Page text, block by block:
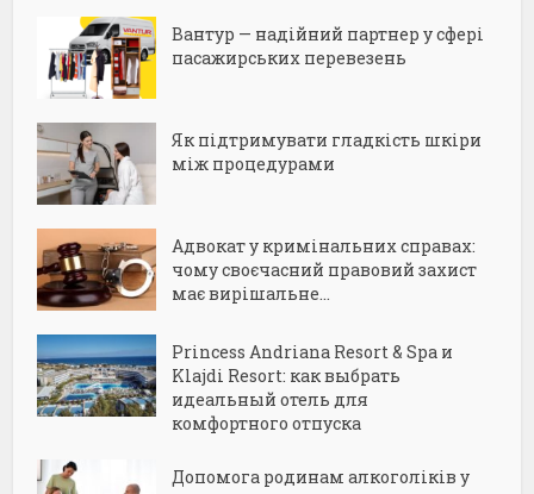
Вантур — надійний партнер у сфері
пасажирських перевезень
Як підтримувати гладкість шкіри
між процедурами
Адвокат у кримінальних справах:
чому своєчасний правовий захист
має вирішальне...
Princess Andriana Resort & Spa и
Klajdi Resort: как выбрать
идеальный отель для
комфортного отпуска
Допомога родинам алкоголіків у